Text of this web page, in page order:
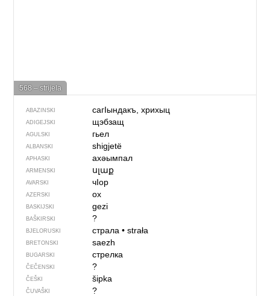
568 – strijela
ABAZINSKI сагIындакъ, хрихыц
ADIGEJSKI щэбзащ
AGULSKI гьел
ALBANSKI shigjetë
APHASKI ахәымпал
ARMENSKI սլաք
AVARSKI чIор
AZERSKI ox
BASKIJSKI gezi
BAŠKIRSKI ?
BJELORUSKI страла• strała
BRETONSKI saezh
BUGARSKI стрелка
ČEČENSKI ?
ČEŠKI šipka
ČUVAŠKI ?